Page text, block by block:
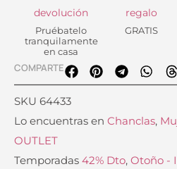
devolución
Pruébatelo
tranquilamente
en casa
regalo
GRATIS
COMPARTE
SKU 64433
Lo encuentras en Chanclas,
OUTLET
Temporadas 42% Dto, Otoño -